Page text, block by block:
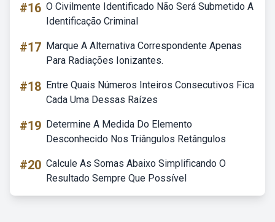
#16 O Civilmente Identificado Não Será Submetido A
Identificação Criminal
#17 Marque A Alternativa Correspondente Apenas
Para Radiações Ionizantes.
#18 Entre Quais Números Inteiros Consecutivos Fica
Cada Uma Dessas Raízes
#19 Determine A Medida Do Elemento
Desconhecido Nos Triângulos Retângulos
#20 Calcule As Somas Abaixo Simplificando O
Resultado Sempre Que Possível